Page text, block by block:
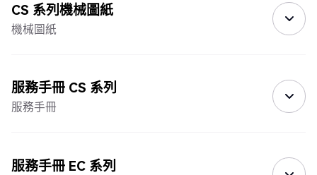
CS 系列機械圖紙
機械圖紙
服務手冊 CS 系列
服務手冊
服務手冊 EC 系列